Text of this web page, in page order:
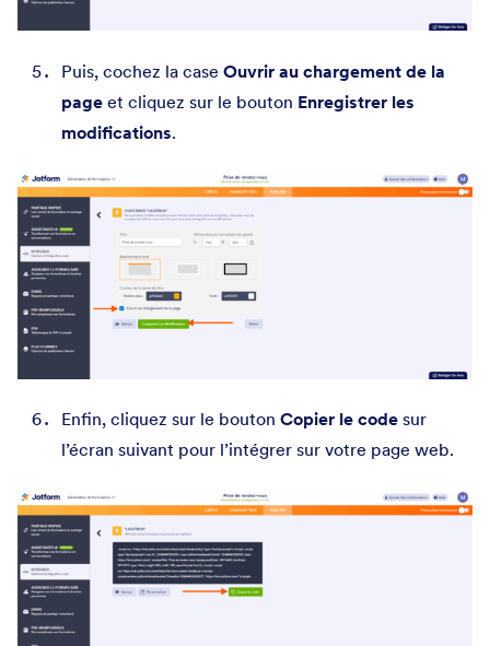
Puis, cochez la case Ouvrir au chargement de la
page et cliquez sur le bouton Enregistrer les
modifications.
Enfin, cliquez sur le bouton Copier le code sur
l’écran suivant pour l’intégrer sur votre page web.